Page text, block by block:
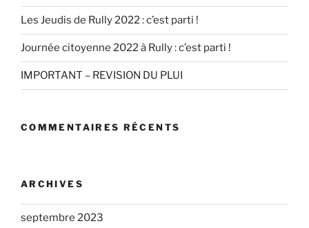
Les Jeudis de Rully 2022 : c’est parti !
Journée citoyenne 2022 à Rully : c’est parti !
IMPORTANT – REVISION DU PLUI
COMMENTAIRES RÉCENTS
ARCHIVES
septembre 2023